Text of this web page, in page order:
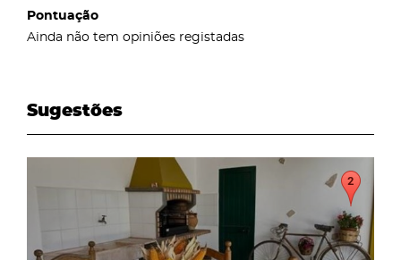
Pontuação
Ainda não tem opiniões registadas
Sugestões